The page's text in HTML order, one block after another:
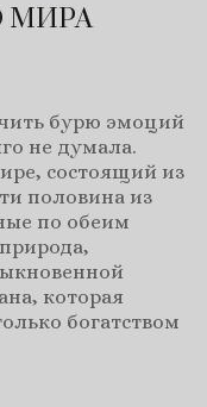
МИРА
бурю эмоций
не думала.
состоящий из
половина из
по обеим
которая
богатством